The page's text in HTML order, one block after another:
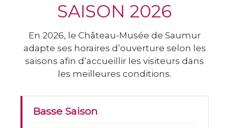
SAISON 2026
En 2026, le Château-Musée de Saumur
adapte ses horaires d’ouverture selon les
saisons afin d’accueillir les visiteurs dans
les meilleures conditions.
Basse Saison